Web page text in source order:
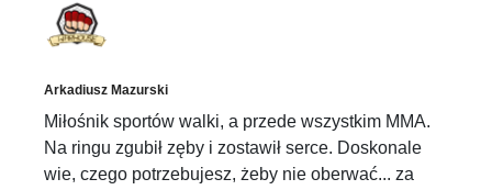
Arkadiusz Mazurski
Miłośnik sportów walki, a przede wszystkim MMA.
Na ringu zgubił zęby i zostawił serce. Doskonale
wie, czego potrzebujesz, żeby nie oberwać... za